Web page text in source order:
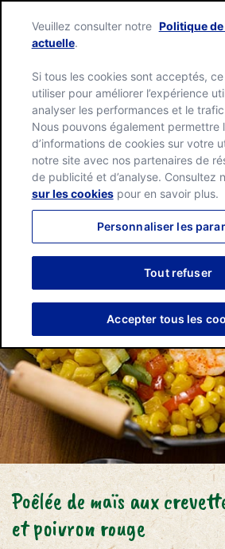
content
Green
Giant
home
Poêlée de maïs aux
et poivron rouge
Veuillez consulter notre Politique
actuelle.
Si tous les cookies sont acceptés,
utiliser pour améliorer l’expérience
analyser les performances et le
Nous pouvons également permettre
d’informations de cookies sur votre
notre site avec nos partenaires de
de publicité et d’analyse. Consultez
sur les cookiespour en savoir plus.
Personnaliser les
Tout refuser
Accepter tous les